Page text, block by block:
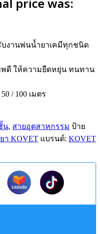
price was:
งานพ่นน้ำยาเคมีทุกชนิด
พดี ให้ความยืดหยุ่น ทนทาน
50 / 100 เมตร
น, สายอุตสาหกรรม ป้าย
า KOVET แบรนด์: KOVET